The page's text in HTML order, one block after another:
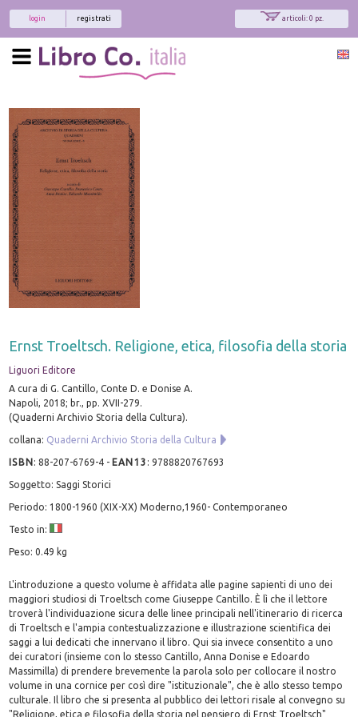
articoli: 0 pz.
registrati
login
Ernst Troeltsch. Religione, etica, filosofia della storia
Liguori Editore
A cura di G. Cantillo, Conte D. e Donise A.
Napoli, 2018; br., pp. XVII-279.
(Quaderni Archivio Storia della Cultura).
collana: Quaderni Archivio Storia della Cultura
ISBN:88-207-6769-4 - EAN13 :9788820767693
Soggetto: Saggi Storici
Periodo: 1800-1960 (XIX-XX) Moderno,1960- Contemporaneo
Testo in:
Peso: 0.49 kg
L'introduzione a questo volume è affidata alle pagine sapienti di uno dei
maggiori studiosi di Troeltsch come Giuseppe Cantillo. È lì che il lettore
troverà l'individuazione sicura delle linee principali nell'itinerario di ricerca
di Troeltsch e l'ampia contestualizzazione e illustrazione scientifica dei
saggi a lui dedicati che innervano il libro. Qui sia invece consentito a uno
dei curatori (insieme con lo stesso Cantillo, Anna Donise e Edoardo
Massimilla) di prendere brevemente la parola solo per collocare il nostro
volume in una cornice per così dire "istituzionale", che è allo stesso tempo
culturale. Il libro che si presenta al pubblico dei lettori risale al convegno su
"Religione, etica e filosofia della storia nel pensiero di Ernst Troeltsch"